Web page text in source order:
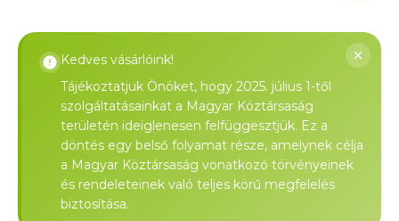
Kedves vásárlóink!
Tájékoztatjuk Önöket, hogy 2025. július 1-től
szolgáltatásainkat a Magyar Köztársaság
területén ideiglenesen felfüggesztjük. Ez a
döntés egy belső folyamat része, amelynek célja
a Magyar Köztársaság vonatkozó törvényeinek
és rendeleteinek való teljes körű megfelelés
biztosítása.